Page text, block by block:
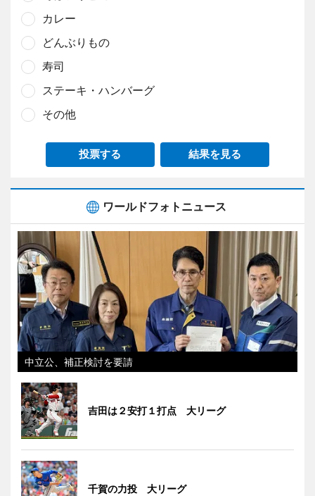
カレー
どんぶりもの
寿司
ステーキ・ハンバーグ
その他
投票する 結果を見る
ワールドフォトニュース
中立公、補正検討を要請
吉田は２安打１打点 大リーグ
千賀の力投 大リーグ